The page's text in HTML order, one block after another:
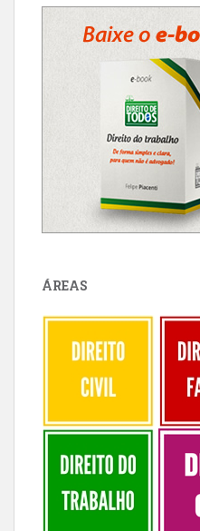
ÁREAS